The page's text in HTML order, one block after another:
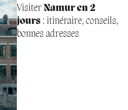
Visiter Namur en 2
jours: itinéraire, conseils,
bonnes adresses